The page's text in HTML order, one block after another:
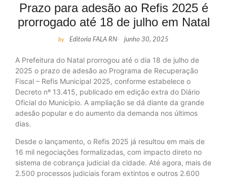
Prazo para adesão ao Refis 2025 é
prorrogado até 18 de julho em Natal
by Editoria FALA RN- junho 30, 2025
A Prefeitura do Natal prorrogou até o dia 18 de julho de
2025 o prazo de adesão ao Programa de Recuperação
Fiscal – Refis Municipal 2025, conforme estabelece o
Decreto nº 13.415, publicado em edição extra do Diário
Oficial do Município. A ampliação se dá diante da grande
adesão popular e do aumento da demanda nos últimos
dias.
Desde o lançamento, o Refis 2025 já resultou em mais de
16 mil negociações formalizadas, com impacto direto no
sistema de cobrança judicial da cidade. Até agora, mais de
2.500 processos judiciais foram extintos e outros 2.600